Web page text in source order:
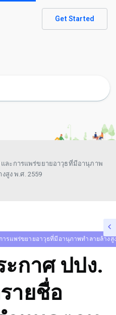
Get Started
ละการแพร่ขยายอาวุธที่มีอานุภาพ
สูง พ.ศ. 2559
รแพร่ขยายอาวุธที่มีอานุภาพทำลายล้างสู
กาศ ปปง.
ายชื่อ